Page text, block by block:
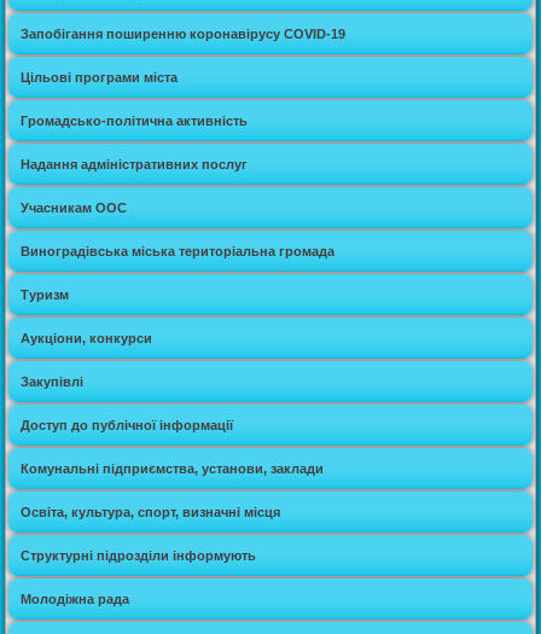
Запобігання поширенню коронавірусу COVID-19
Цільові програми міста
Громадсько-політична активність
Надання адміністративних послуг
Учасникам ООС
Виноградівська міська територіальна громада
Туризм
Аукціони, конкурси
Закупівлі
Доступ до публічної інформації
Комунальні підприємства, установи, заклади
Освіта, культура, спорт, визначні місця
Структурні підрозділи інформують
Молодіжна рада